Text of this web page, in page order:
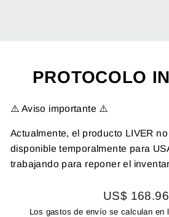
PROTOCOLO
⚠️ Aviso importante ⚠️
Actualmente, el producto LIVER
disponible temporalmente para
trabajando para reponer el
Precio
habitual
US$ 168.96
Los gastos de envío se calculan en